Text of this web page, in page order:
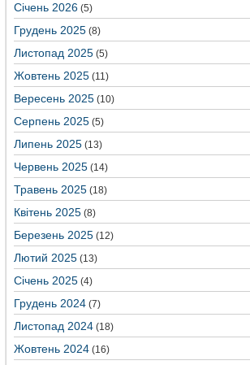
Січень 2026 (5)
Грудень 2025 (8)
Листопад 2025 (5)
Жовтень 2025 (11)
Вересень 2025 (10)
Серпень 2025 (5)
Липень 2025 (13)
Червень 2025 (14)
Травень 2025 (18)
Квітень 2025 (8)
Березень 2025 (12)
Лютий 2025 (13)
Січень 2025 (4)
Грудень 2024 (7)
Листопад 2024 (18)
Жовтень 2024 (16)